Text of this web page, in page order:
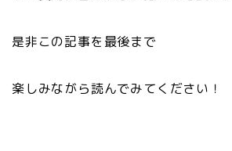
是非この記事を最後まで
楽しみながら読んでみてください！